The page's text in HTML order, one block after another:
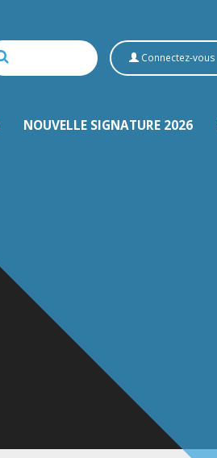
Connectez-vous
NOUVELLE SIGNATURE 2026